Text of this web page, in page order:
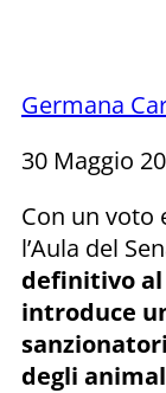
Germana
30 Maggio
Con un voto
l’Aula del
definitivo
introduce
degli